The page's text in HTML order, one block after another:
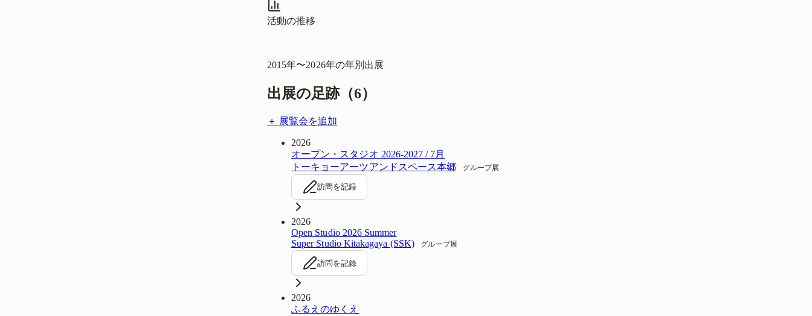
活動の推移
2015年〜2026年の年別出展
出展の足跡（6）
＋ 展覧会を追加
2026
オープン・スタジオ 2026-2027 / 7月
トーキョーアーツアンドスペース本郷
グループ展
訪問を記録
2026
Open Studio 2026 Summer
Super Studio Kitakagaya (SSK)
グループ展
訪問を記録
2026
ふるえのゆくえ